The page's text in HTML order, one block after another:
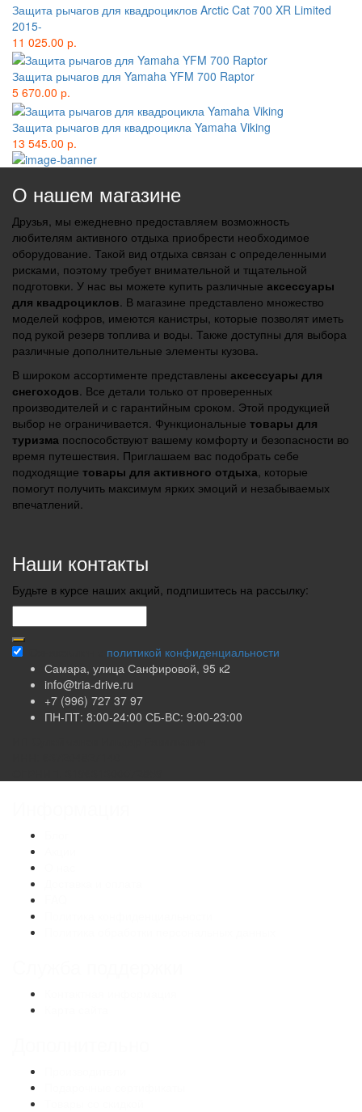
Защита рычагов для квадроциклов Arctic Cat 700 XR Limited
2015-
11 025.00 р.
Защита рычагов для Yamaha YFM 700 Raptor
5 670.00 р.
Защита рычагов для квадроцикла Yamaha Viking
13 545.00 р.
О нашем магазине
Друзья, мы ежедневно предоставляем возможность
любителям активного отдыха приобрести необходимое
оборудование. Такой вид отдыха связан с определенными
рисками, поэтому требует внимательной и тщательной
подготовки. У нас вы можете купить различные аксессуары
для квадроциклов . В магазине представлено множество
моделей кофров, имеются канистры, которые позволят иметь
под рукой резерв топлива и воды. Также доступны для выбора
различные дополнительные элементы кузова.
В широком ассортименте представлены аксессуары для
снегоходов . Все детали только от проверенных
производителей и с гарантийным сроком. Этой продукцией
выбор не ограничивается. Функциональные товары для
туризма поспособствуют вашему комфорту и безопасности во
время путешествия. Приглашаем вас подобрать себе
подходящие товары для активного отдыха , которые
помогут получить максимум ярких эмоций и незабываемых
впечатлений.
Наши контакты
Будьте в курсе наших акций, подпишитесь на рассылку:
политикой конфиденциальности
Самара, улица Санфировой, 95 к2
info@tria-drive.ru
+7 (996) 727 37 97
ПН-ПТ: 8:00-24:00 СБ-ВС: 9:00-23:00